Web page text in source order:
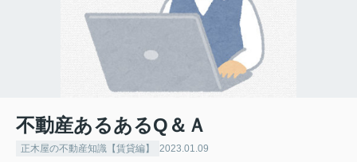
不動産あるあるQ＆Ａ
正木屋の不動産知識【賃貸編】 2023.01.09